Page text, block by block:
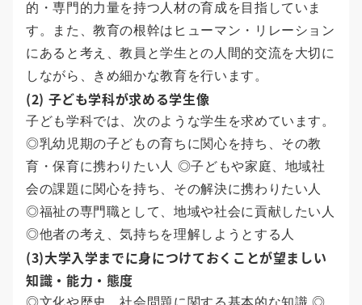
的・専門的力量を持つ人材の育成を目指していま
す。また、教育の根幹はヒューマン・リレーション
にあると考え、教員と学生との人間的交流を大切に
しながら、きめ細かな教育を行います。
(2) 子ども学科が求める学生像
子ども学科では、次のような学生を求めています。
◎乳幼児期の子どもの育ちに関心を持ち、その教
育・保育に携わりたい人 ◎子どもや家庭、地域社
会の課題に関心を持ち、その解決に携わりたい人
◎福祉の専門職として、地域や社会に貢献したい人
◎他者の考え、気持ちを理解しようとする人
(3)大学入学までに身につけておくことが望ましい
知識・能力・態度